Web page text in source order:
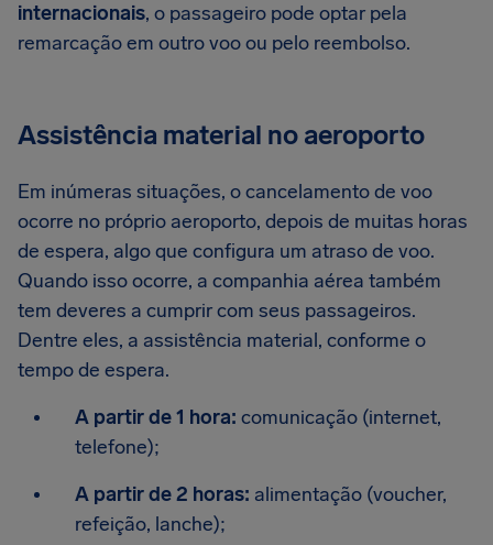
internacionais, o passageiro pode optar pela
remarcação em outro voo ou pelo reembolso.
Assistência material no aeroporto
Em inúmeras situações, o cancelamento de voo
ocorre no próprio aeroporto, depois de muitas horas
de espera, algo que configura um atraso de voo.
Quando isso ocorre, a companhia aérea também
tem deveres a cumprir com seus passageiros.
Dentre eles, a assistência material, conforme o
tempo de espera.
A partir de 1 hora: comunicação (internet,
telefone);
A partir de 2 horas: alimentação (voucher,
refeição, lanche);